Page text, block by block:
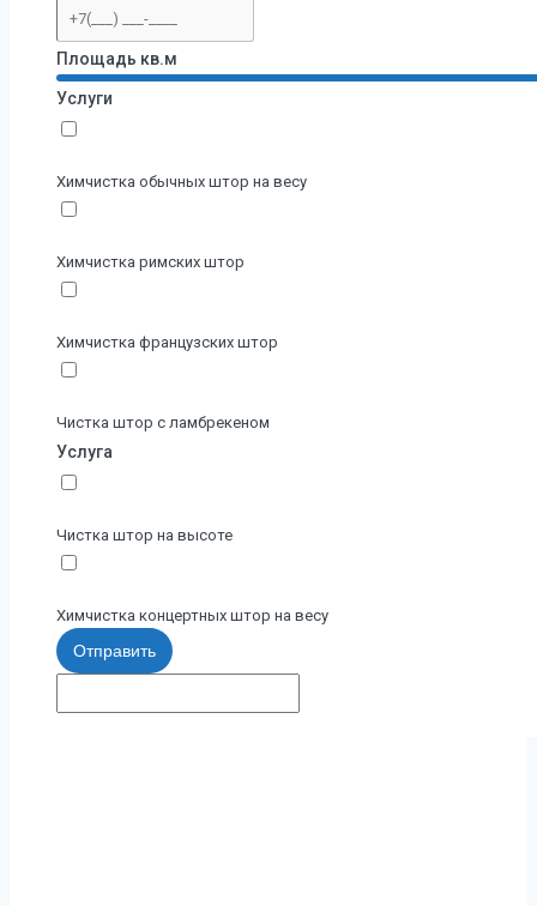
Площадь кв.м
Услуги
Химчистка обычных штор на весу
Химчистка римских штор
Химчистка французских штор
Чистка штор с ламбрекеном
Услуга
Чистка штор на высоте
Химчистка концертных штор на весу
Отправить